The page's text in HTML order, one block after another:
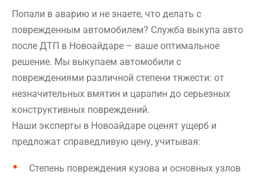
Попали в аварию и не знаете, что делать с
поврежденным автомобилем? Служба выкупа авто
после ДТП в Новоайдаре – ваше оптимальное
решение. Мы выкупаем автомобили с
повреждениями различной степени тяжести: от
незначительных вмятин и царапин до серьезных
конструктивных повреждений.
Наши эксперты в Новоайдаре оценят ущерб и
предложат справедливую цену, учитывая:
Степень повреждения кузова и основных узлов